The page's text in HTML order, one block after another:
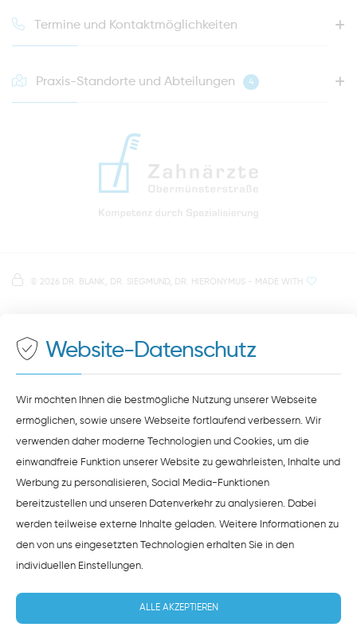
Termine und Kontaktmöglichkeiten
info@zahnaerzte-in-regensburg.de
Praxis-Standorte und Abteilungen 4
zustimmen.
ZUSTIMMEN
HINWEISE ZUM DATENSCHUTZ
© 2026 DR. BLANK, DR. SIEGMUND, DR. HIERONYMUS - MADE WITH
Website-Datenschutz
Wir möchten Ihnen die bestmögliche Nutzung unserer Webseite
ermöglichen, sowie unsere Webseite fortlaufend verbessern. Wir
verwenden daher moderne Technologien und Cookies, um die
einwandfreie Funktion unserer Website zu gewährleisten, Inhalte und
Werbung zu personalisieren, Social Media-Funktionen
bereitzustellen und unseren Datenverkehr zu analysieren. Dabei
werden teilweise externe Inhalte geladen. Weitere Informationen zu
den von uns eingesetzten Technologien erhalten Sie in den
individuellen Einstellungen.
ALLE AKZEPTIEREN